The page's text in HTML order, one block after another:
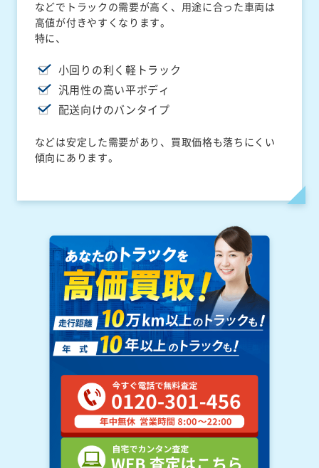
などでトラックの需要が高く、用途に合った車両は
高値が付きやすくなります。
特に、
小回りの利く軽トラック
汎用性の高い平ボディ
配送向けのバンタイプ
などは安定した需要があり、買取価格も落ちにくい
傾向にあります。